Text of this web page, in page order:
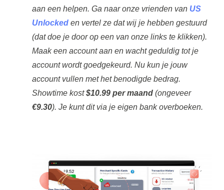
aan een helpen. Ga naar onze vrienden van US
Unlockeden vertel ze dat wij je hebben gestuurd
(dat doe je door op een van onze links te klikken).
Maak een account aan en wacht geduldig tot je
account wordt goedgekeurd. Nu kun je jouw
account vullen met het benodigde bedrag.
Showtime kost$10.99 per maand(ongeveer
€9.30). Je kunt dit via je eigen bank overboeken.